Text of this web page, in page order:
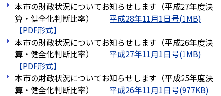
本市の財政状況についてお知らせします（平成27年度決
算・健全化判断比率） 平成28年11月1日号(1MB)
本市の財政状況についてお知らせします（平成26年度決
算・健全化判断比率） 平成27年11月1日号(1MB)
本市の財政状況についてお知らせします（平成25年度決
算・健全化判断比率） 平成26年11月1日号(977KB)